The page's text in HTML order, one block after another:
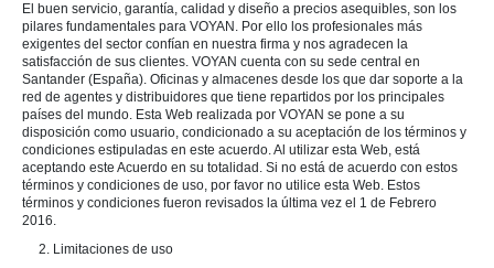
El buen servicio, garantía, calidad y diseño a precios asequibles, son los
pilares fundamentales para VOYAN. Por ello los profesionales más
exigentes del sector confían en nuestra firma y nos agradecen la
satisfacción de sus clientes. VOYAN cuenta con su sede central en
Santander (España). Oficinas y almacenes desde los que dar soporte a la
red de agentes y distribuidores que tiene repartidos por los principales
países del mundo. Esta Web realizada por VOYAN se pone a su
disposición como usuario, condicionado a su aceptación de los términos y
condiciones estipuladas en este acuerdo. Al utilizar esta Web, está
aceptando este Acuerdo en su totalidad. Si no está de acuerdo con estos
términos y condiciones de uso, por favor no utilice esta Web. Estos
términos y condiciones fueron revisados la última vez el 1 de Febrero
2016.
2. Limitaciones de uso